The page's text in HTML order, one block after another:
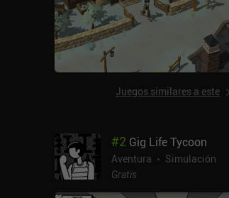
Juegos similares a este
#2 Gig Life Tycoon
Aventura
Simulación
Gratis